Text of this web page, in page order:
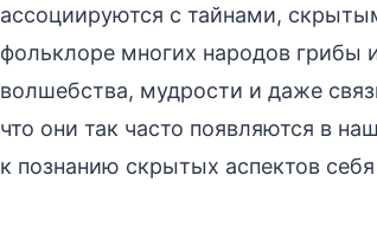
ассоциируются с тайнами,
фольклоре многих народов
волшебства, мудрости и даже
что они так часто появляются в
к познанию скрытых аспектов